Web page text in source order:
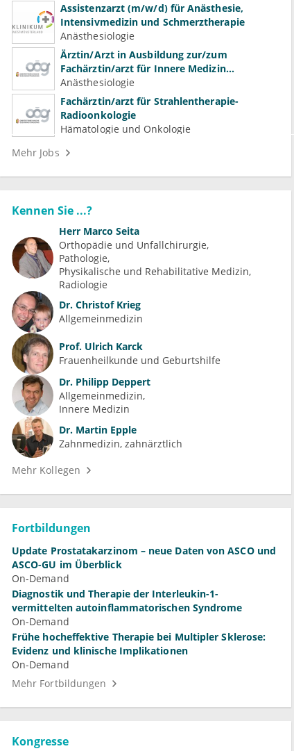
Assistenzarzt (m/w/d) für Anästhesie,
Intensivmedizin und Schmerztherapie
Anästhesiologie
Ärztin/Arzt in Ausbildung zur/zum
Fachärztin/arzt für Innere Medizin
(Kardiologie, Nephrologie, Intensivmedizin)
Anästhesiologie
Fachärztin/arzt für Strahlentherapie-
Radioonkologie
Hämatologie und Onkologie
Mehr Jobs
Kennen Sie ...?
Herr Marco Seita
Orthopädie und Unfallchirurgie
Pathologie
Physikalische und Rehabilitative Medizin
Radiologie
Dr. Christof Krieg
Allgemeinmedizin
Prof. Ulrich Karck
Frauenheilkunde und Geburtshilfe
Dr. Philipp Deppert
Allgemeinmedizin
Innere Medizin
Dr. Martin Epple
Zahnmedizin, zahnärztlich
Mehr Kollegen
Fortbildungen
Update Prostatakarzinom – neue Daten von ASCO und
ASCO-GU im Überblick
On-Demand
Diagnostik und Therapie der Interleukin-1-
vermittelten autoinflammatorischen Syndrome
On-Demand
Frühe hocheffektive Therapie bei Multipler Sklerose:
Evidenz und klinische Implikationen
On-Demand
Mehr Fortbildungen
Kongresse